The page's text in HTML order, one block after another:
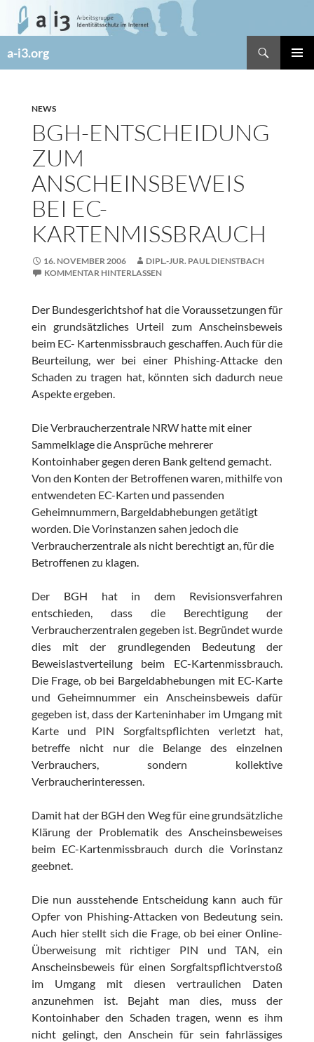
Zum
Inhalt
a-i3.org
NEWS
BGH-ENTSCHEIDUNG
ZUM
ANSCHEINSBEWEIS
BEI EC-
KARTENMISSBRAUCH
16. NOVEMBER 2006
DIPL.-JUR. PAUL DIENSTBACH
KOMMENTAR HINTERLASSEN
Der Bundesgerichtshof hat die Voraussetzungen für
ein grundsätzliches Urteil zum Anscheinsbeweis
beim EC- Kartenmissbrauch geschaffen. Auch für die
Beurteilung, wer bei einer Phishing-Attacke den
Schaden zu tragen hat, könnten sich dadurch neue
Aspekte ergeben.
Die Verbraucherzentrale NRW hatte mit einer
Sammelklage die Ansprüche mehrerer
Kontoinhaber gegen deren Bank geltend gemacht.
Von den Konten der Betroffenen waren, mithilfe von
entwendeten EC-Karten und passenden
Geheimnummern, Bargeldabhebungen getätigt
worden. Die Vorinstanzen sahen jedoch die
Verbraucherzentrale als nicht berechtigt an, für die
Betroffenen zu klagen.
Der BGH hat in dem Revisionsverfahren
entschieden, dass die Berechtigung der
Verbraucherzentralen gegeben ist. Begründet wurde
dies mit der grundlegenden Bedeutung der
Beweislastverteilung beim EC-Kartenmissbrauch.
Die Frage, ob bei Bargeldabhebungen mit EC-Karte
und Geheimnummer ein Anscheinsbeweis dafür
gegeben ist, dass der Karteninhaber im Umgang mit
Karte und PIN Sorgfaltspflichten verletzt hat,
betreffe nicht nur die Belange des einzelnen
Verbrauchers, sondern kollektive
Verbraucherinteressen.
Damit hat der BGH den Weg für eine grundsätzliche
Klärung der Problematik des Anscheinsbeweises
beim EC-Kartenmissbrauch durch die Vorinstanz
geebnet.
Die nun ausstehende Entscheidung kann auch für
Opfer von Phishing-Attacken von Bedeutung sein.
Auch hier stellt sich die Frage, ob bei einer Online-
Überweisung mit richtiger PIN und TAN, ein
Anscheinsbeweis für einen Sorgfaltspflichtverstoß
im Umgang mit diesen vertraulichen Daten
anzunehmen ist. Bejaht man dies, muss der
Kontoinhaber den Schaden tragen, wenn es ihm
nicht gelingt, den Anschein für sein fahrlässiges